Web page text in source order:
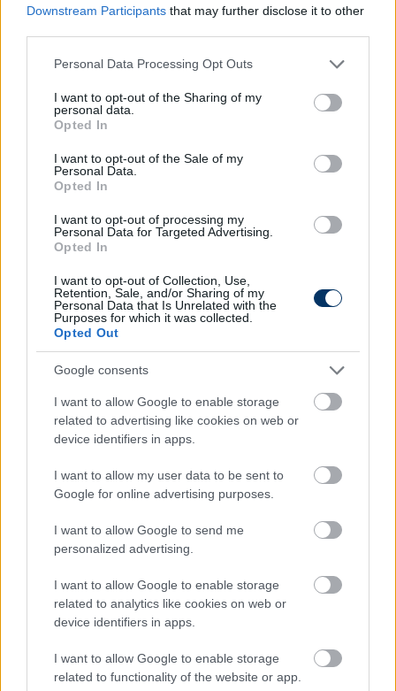
Downstream Participants that may further disclose it to other
Please note that this website/app uses one or more Google
not limited to your visit or usage behaviour. You may click to
grant or deny consent to Google and its third-party tags to
use your data for below specified purposes in below Google
consent section.
Personal Data Processing Opt Outs
I want to opt-out of the Sharing of my
personal data.
Opted In
I want to opt-out of the Sale of my
Personal Data.
Opted In
I want to opt-out of processing my
Personal Data for Targeted Advertising.
Opted In
I want to opt-out of Collection, Use,
Retention, Sale, and/or Sharing of my
Personal Data that Is Unrelated with the
Purposes for which it was collected.
Opted Out
Google consents
I want to allow Google to enable storage
related to advertising like cookies on web or
device identifiers in apps.
I want to allow my user data to be sent to
Google for online advertising purposes.
I want to allow Google to send me
personalized advertising.
I want to allow Google to enable storage
related to analytics like cookies on web or
device identifiers in apps.
I want to allow Google to enable storage
related to functionality of the website or app.
Átigazolások
Tiszakécske
A Tiszakécske bejelentette
éves utánpótlás-válogatott hálóőr a Puskás Akadémiától
érkezett.
2026-08-06 21:53
TOVÁBB AZ ÖSSZES ÁTIGAZOLÁSHOZ
A csakfoci.hu üzemeltetője: DrFoci Kft.
Adatvédelem Kommentszabályzat Kapcsolat